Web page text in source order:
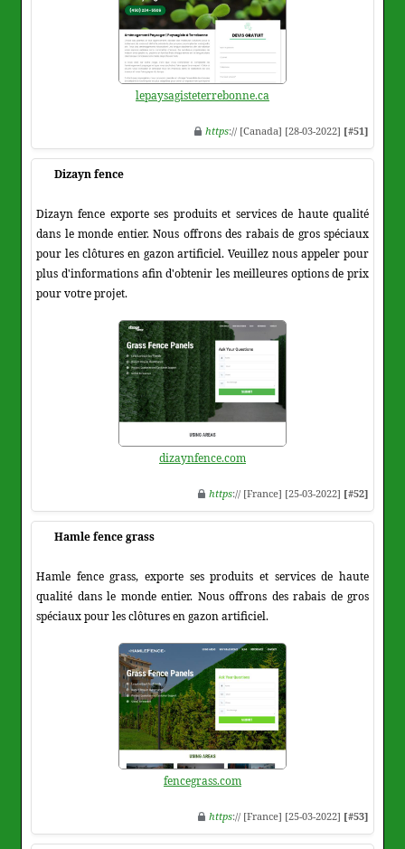
lepaysagisteterrebonne.ca
https:// [Canada] [28-03-2022] [#51]
Dizayn fence
Dizayn fence exporte ses produits et services de haute qualité
dans le monde entier. Nous offrons des rabais de gros spéciaux
pour les clôtures en gazon artificiel. Veuillez nous appeler pour
plus d'informations afin d'obtenir les meilleures options de prix
pour votre projet.
dizaynfence.com
https:// [France] [25-03-2022] [#52]
Hamle fence grass
Hamle fence grass, exporte ses produits et services de haute
qualité dans le monde entier. Nous offrons des rabais de gros
spéciaux pour les clôtures en gazon artificiel.
fencegrass.com
https:// [France] [25-03-2022] [#53]